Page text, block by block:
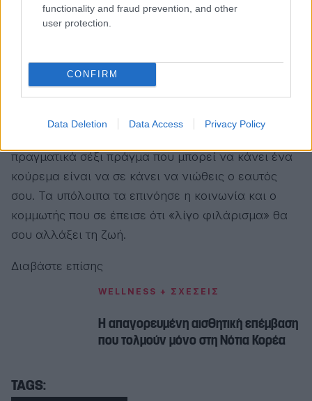
functionality and fraud prevention, and other
user protection.
CONFIRM
Data Deletion Data Access Privacy Policy
επειδή εμείς τους έχουμε φορτώσει πολύ
περισσότερη απ’ όση τους αναλογεί. Είναι
καταφέρνουν ακόμη να μας κάνουν να πιστεύουμε
ότι κάποιος είναι πιο δυναμικός, πιο θηλυκός, πιο
πραγματικά σέξι πράγμα που μπορεί να κάνει ένα
κούρεμα είναι να σε κάνει να νιώθεις ο εαυτός
σου. Τα υπόλοιπα τα επινόησε η κοινωνία και ο
κομμωτής που σε έπεισε ότι «λίγο φιλάρισμα» θα
σου αλλάξει τη ζωή.
Διαβάστε επίσης
WELLNESS + ΣΧΕΣΕΙΣ
Η απαγορευμένη αισθητική επέμβαση
που τολμούν μόνο στη Νότια Κορέα